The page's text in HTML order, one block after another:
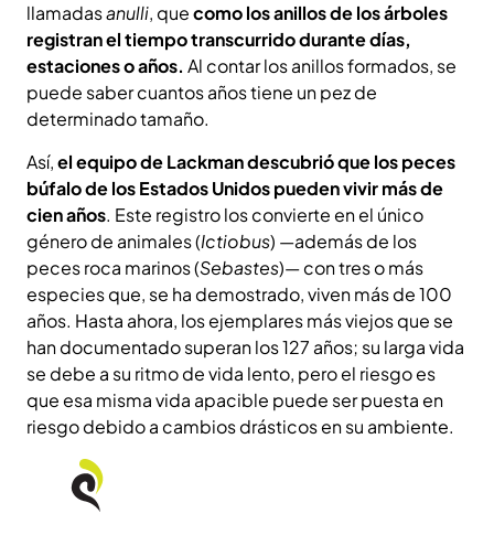
llamadasanulli, quecomo los anillos de los árboles
registran el tiempo transcurrido durante días,
estaciones o años. Al contar los anillos formados, se
puede saber cuantos años tiene un pez de
determinado tamaño.
Así,el equipo de Lackman descubrió que los peces
búfalo de los Estados Unidos pueden vivir más de
cien años. Este registro los convierte en el único
género de animales (Ictiobus) —además de los
peces roca marinos (Sebastes)— con tres o más
especies que, se ha demostrado, viven más de 100
años. Hasta ahora, los ejemplares más viejos que se
han documentado superan los 127 años; su larga vida
se debe a su ritmo de vida lento, pero el riesgo es
que esa misma vida apacible puede ser puesta en
riesgo debido a cambios drásticos en su ambiente.